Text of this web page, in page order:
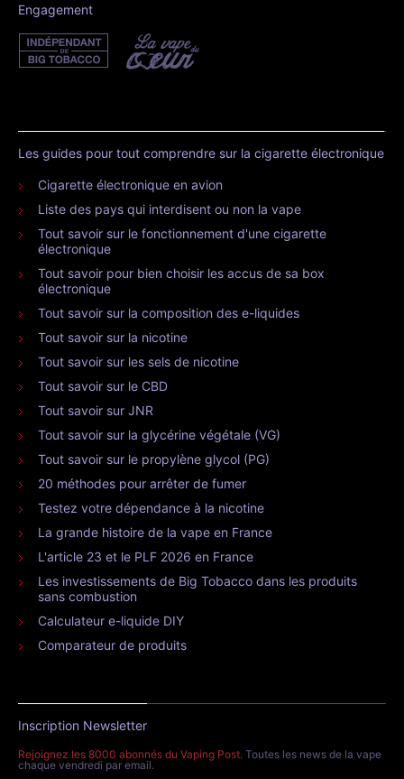
Engagement
Les guides pour tout comprendre sur la cigarette électronique
Cigarette électronique en avion
Liste des pays qui interdisent ou non la vape
Tout savoir sur le fonctionnement d'une cigarette
électronique
Tout savoir pour bien choisir les accus de sa box
électronique
Tout savoir sur la composition des e-liquides
Tout savoir sur la nicotine
Tout savoir sur les sels de nicotine
Tout savoir sur le CBD
Tout savoir sur JNR
Tout savoir sur la glycérine végétale (VG)
Tout savoir sur le propylène glycol (PG)
20 méthodes pour arrêter de fumer
Testez votre dépendance à la nicotine
La grande histoire de la vape en France
L'article 23 et le PLF 2026 en France
Les investissements de Big Tobacco dans les produits
sans combustion
Calculateur e-liquide DIY
Comparateur de produits
Inscription Newsletter
Rejoignez les 8000 abonnés du Vaping Post. Toutes les news de la vape
chaque vendredi par email.